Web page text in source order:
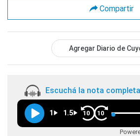
Compartir
Agregar Diario de
Escuchá la nota completa
1 1.5 10 10